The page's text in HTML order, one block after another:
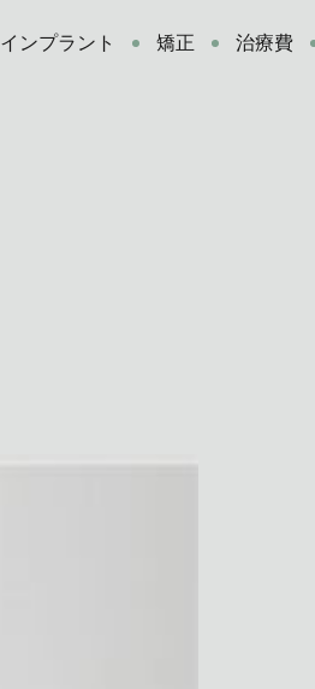
インプラント 矯正 治療費